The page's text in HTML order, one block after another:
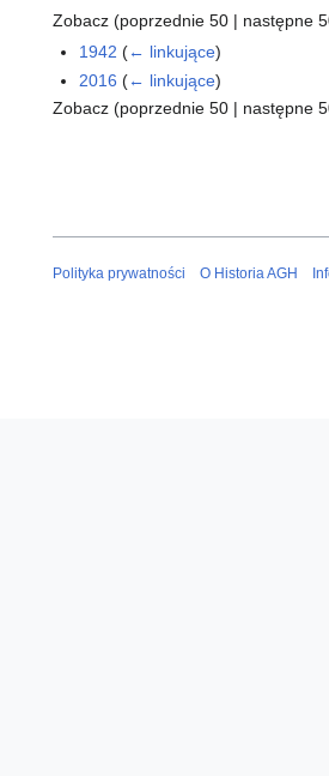
Zobacz (poprzednie 50 | następne
1942 (← linkujące)
2016 (← linkujące)
Zobacz (poprzednie 50 | następne
Polityka prywatności O Historia AGH